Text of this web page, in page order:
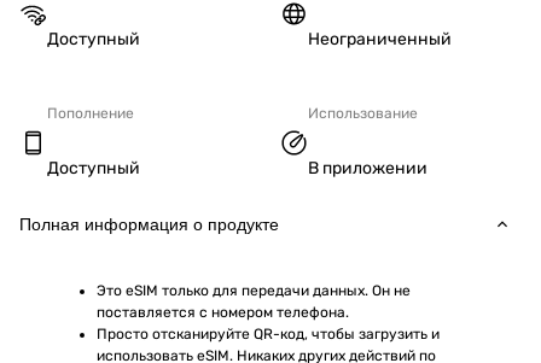
Доступный Неограниченный
Пополнение
Доступный
Использование
В приложении
Полная информация о продукте
Это eSIM только для передачи данных. Он не
поставляется с номером телефона.
Просто отсканируйте QR-код, чтобы загрузить и
использовать eSIM. Никаких других действий по